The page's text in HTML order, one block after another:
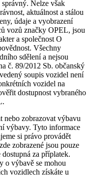
Nelze však
aktuálnost a stálou
údaje a vyobrazení
vozů značky OPEL, jsou
a společnost O
Všechny
sdělení a nejsou
č. 89/2012 Sb. občanský
soupis vozidel není
vozidel na
dostupnost vybraného
nebo zobrazovat výbavu
výbavy. Tyto informace
si právo provádět
zobrazené jsou pouze
za příplatek.
o výbavě se mohou
vozidlech získáte u